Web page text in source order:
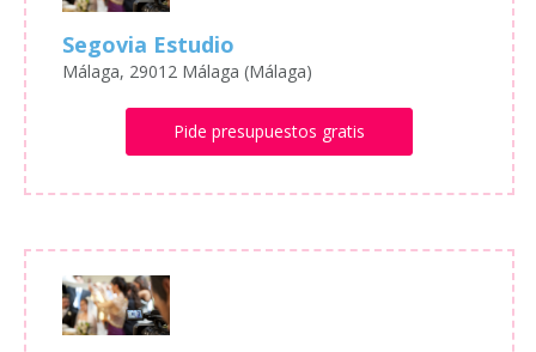
Segovia Estudio
Málaga, 29012 Málaga (Málaga)
Pide presupuestos gratis